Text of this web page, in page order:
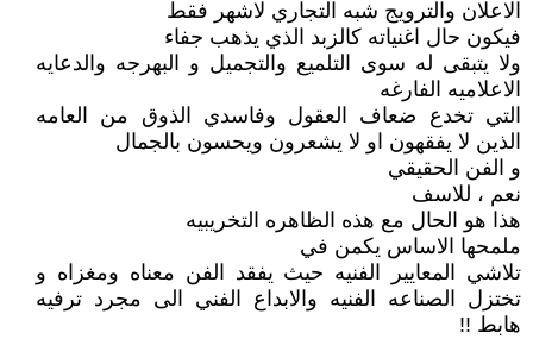
الاعلان والترويج شبه التجاري لاشهر فقط
فيكون حال اغنياته كالزبد الذي يذهب جفاء
ولا يتبقى له سوى التلميع والتجميل و البهرجه والدعايه
الاعلاميه الفارغه
التي تخدع ضعاف العقول وفاسدي الذوق من العامه
الذين لا يفقهون او لا يشعرون ويحسون بالجمال
و الفن الحقيقي
نعم ، للاسف
هذا هو الحال مع هذه الظاهره التخريبيه
ملمحها الاساس يكمن في
تلاشي المعايير الفنيه حيث يفقد الفن معناه ومغزاه و
تختزل الصناعه الفنيه والابداع الفني الى مجرد ترفيه
هابط !!